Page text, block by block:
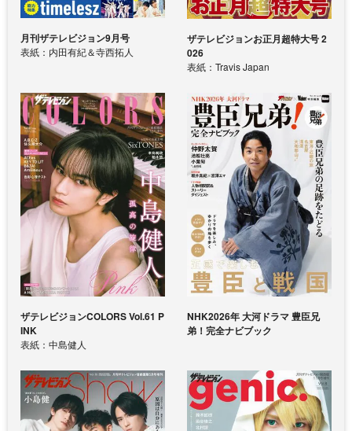
月刊ザテレビジョン9月号
表紙：内田有紀＆寺西拓人
ザテレビジョンお正月超特大号 2
026
表紙：Travis Japan
ザテレビジョンCOLORS Vol.61 P
INK
表紙：中島健人
NHK2026年 大河ドラマ 豊臣兄
弟！完全ナビブック